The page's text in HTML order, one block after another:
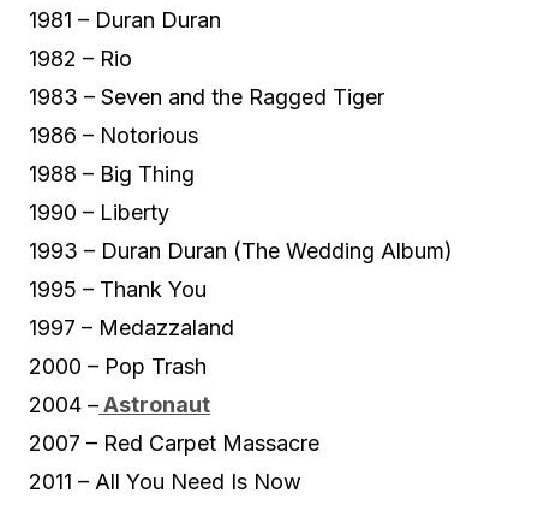
1981 – Duran Duran
1982 – Rio
1983 – Seven and the Ragged Tiger
1986 – Notorious
1988 – Big Thing
1990 – Liberty
1993 – Duran Duran (The Wedding Album)
1995 – Thank You
1997 – Medazzaland
2000 – Pop Trash
2004 –Astronaut
2007 – Red Carpet Massacre
2011 – All You Need Is Now